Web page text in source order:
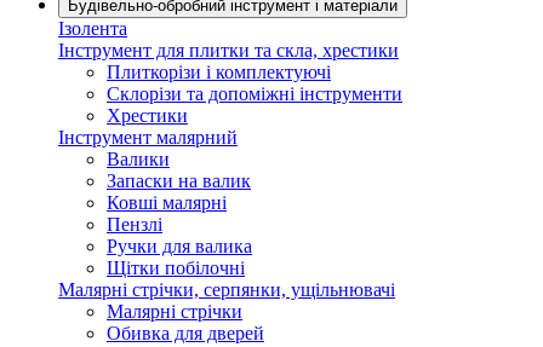
Будівельно-обробний інструмент і матеріали
Ізолента
Інструмент для плитки та скла, хрестики
Плиткорізи і комплектуючі
Склорізи та допоміжні інструменти
Хрестики
Інструмент малярний
Валики
Запаски на валик
Ковші малярні
Пензлі
Ручки для валика
Щітки побілочні
Малярні стрічки, серпянки, ущільнювачі
Малярні стрічки
Обивка для дверей